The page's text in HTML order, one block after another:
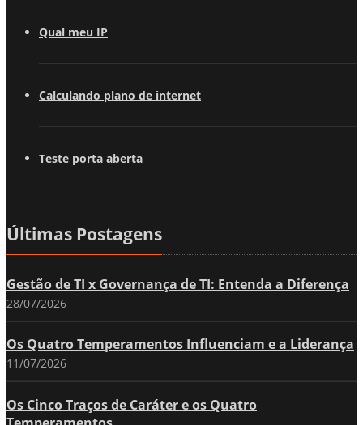
Qual meu IP
Calculando plano de internet
Teste porta aberta
Últimas Postagens
Gestão de TI x Governança de TI: Entenda a Diferença
28/07/2026
Os Quatro Temperamentos Influenciam e a Liderança
11/07/2026
Os Cinco Traços de Caráter e os Quatro